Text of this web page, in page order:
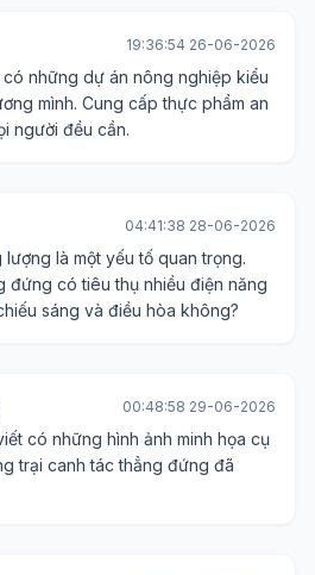
19:36:54 26-06-2026
có những dự án nông nghiệp kiểu
mình. Cung cấp thực phẩm an
người đều cần.
04:41:38 28-06-2026
lượng là một yếu tố quan trọng.
đứng có tiêu thụ nhiều điện năng
sáng và điều hòa không?
00:48:58 29-06-2026
có những hình ảnh minh họa cụ
trại canh tác thẳng đứng đã